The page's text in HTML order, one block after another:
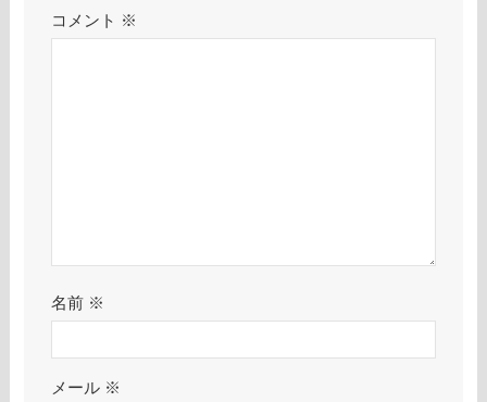
コメント ※
名前 ※
メール ※